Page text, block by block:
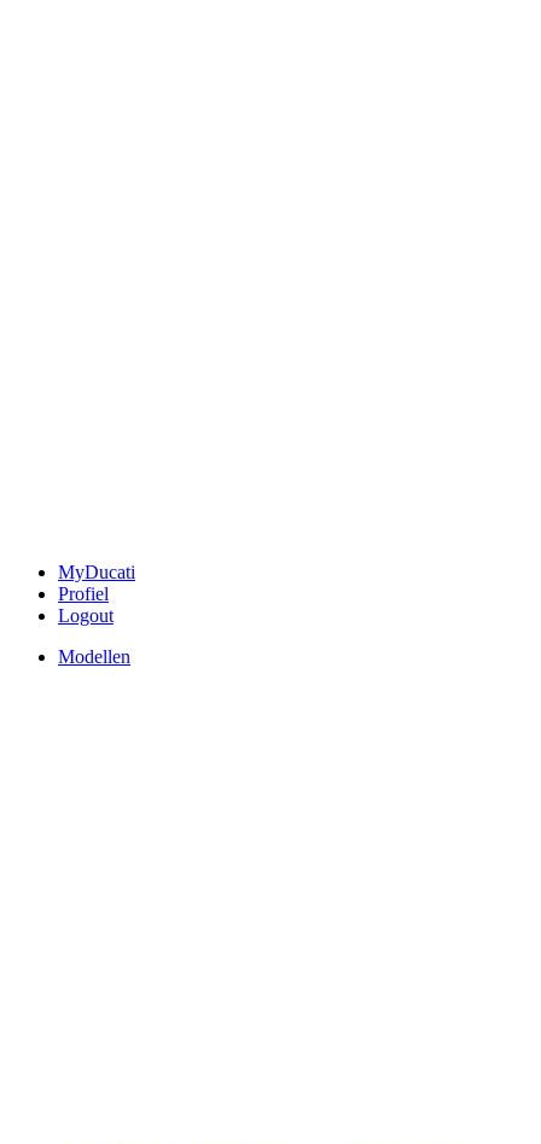
MyDucati
Profiel
Logout
Modellen